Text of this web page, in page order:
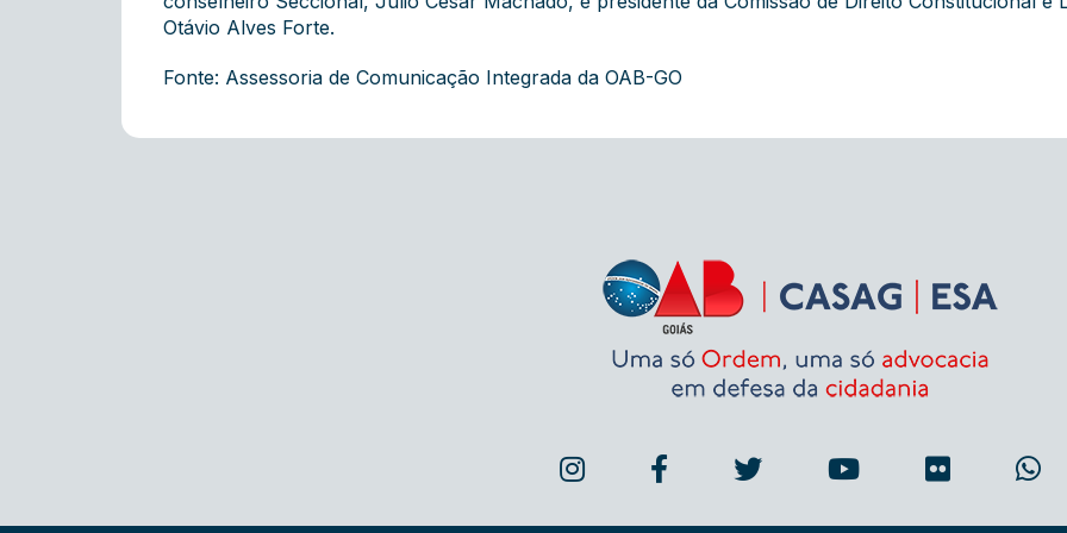
Otávio Alves Forte.
Fonte: Assessoria de Comunicação Integrada da OAB-GO